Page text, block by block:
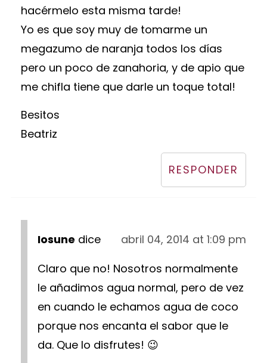
hacérmelo esta misma tarde!
Yo es que soy muy de tomarme un
megazumo de naranja todos los días
pero un poco de zanahoria, y de apio que
me chifla tiene que darle un toque total!
Besitos
Beatriz
RESPONDER
Iosune dice
abril 04, 2014 at 1:09 pm
Claro que no! Nosotros normalmente
le añadimos agua normal, pero de vez
en cuando le echamos agua de coco
porque nos encanta el sabor que le
da. Que lo disfrutes! 😉